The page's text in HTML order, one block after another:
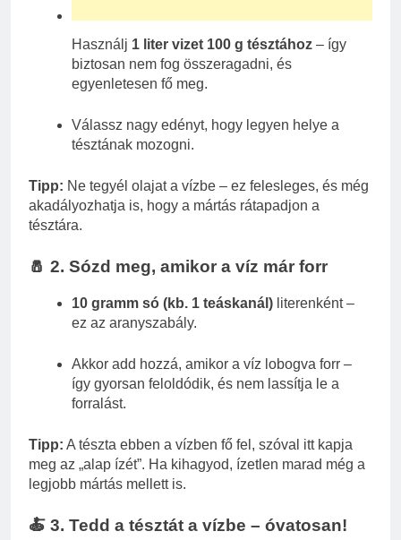
Használj 1 liter vizet 100 g tésztához – így
biztosan nem fog összeragadni, és
egyenletesen fő meg.
Válassz nagy edényt, hogy legyen helye a
tésztának mozogni.
Tipp: Ne tegyél olajat a vízbe – ez felesleges, és még
akadályozhatja is, hogy a mártás rátapadjon a
tésztára.
🧂 2. Sózd meg, amikor a víz már forr
10 gramm só (kb. 1 teáskanál) literenként –
ez az aranyszabály.
Akkor add hozzá, amikor a víz lobogva forr –
így gyorsan feloldódik, és nem lassítja le a
forralást.
Tipp: A tészta ebben a vízben fő fel, szóval itt kapja
meg az „alap ízét”. Ha kihagyod, ízetlen marad még a
legjobb mártás mellett is.
🍝 3. Tedd a tésztát a vízbe – óvatosan!